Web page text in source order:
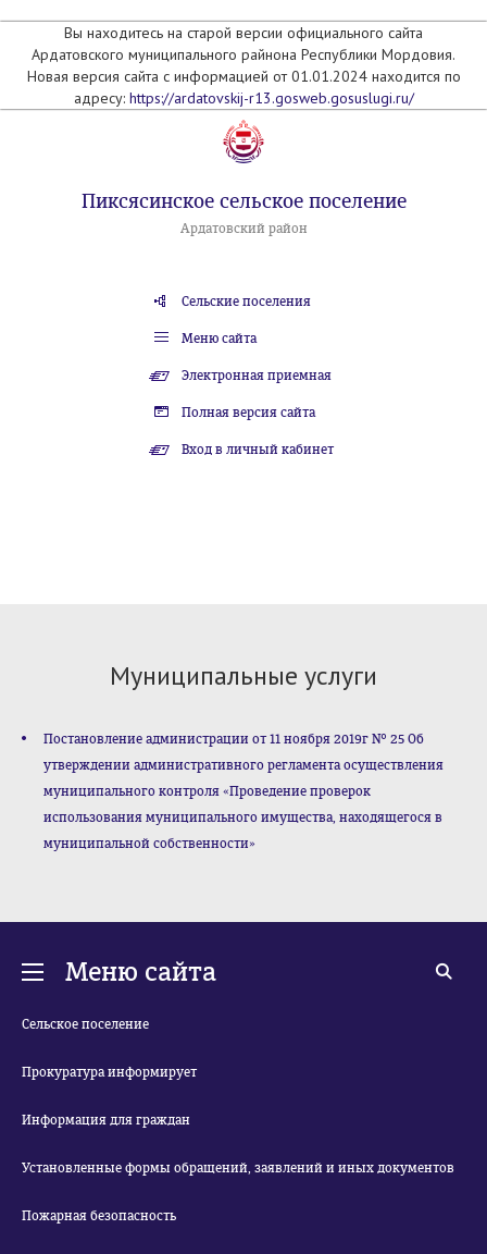
Вы находитесь на старой версии официального сайта
Ардатовского муниципального райнона Республики Мордовия.
Новая версия сайта с информацией от 01.01.2024 находится по
адресу: https://ardatovskij-r13.gosweb.gosuslugi.ru/
Пиксясинское сельское поселение
Ардатовский район
Сельские поселения
Меню сайта
Электронная приемная
Полная версия сайта
Вход в личный кабинет
Муниципальные услуги
Постановление администрации от 11 ноября 2019г № 25 Об
утверждении административного регламента осуществления
муниципального контроля «Проведение проверок
использования муниципального имущества, находящегося в
муниципальной собственности»
Меню сайта
Сельское поселение
Прокуратура информирует
Информация для граждан
Установленные формы обращений, заявлений и иных документов
Пожарная безопасность